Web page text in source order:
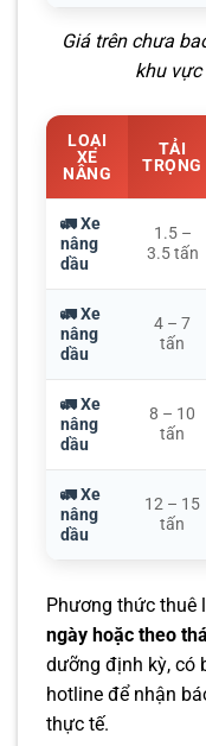
Giá trên chưa
khu vực
LOẠI
XE
NÂNG
TẢI
TRỌNG
🚛 Xe
nâng
dầu
1.5 –
3.5 tấn
🚛 Xe
nâng
dầu
4 – 7
tấn
🚛 Xe
nâng
dầu
8 – 10
tấn
🚛 Xe
nâng
dầu
12 – 15
tấn
Phương thức thuê
ngày hoặc theo
dưỡng định kỳ, có
hotline để nhận
thực tế.